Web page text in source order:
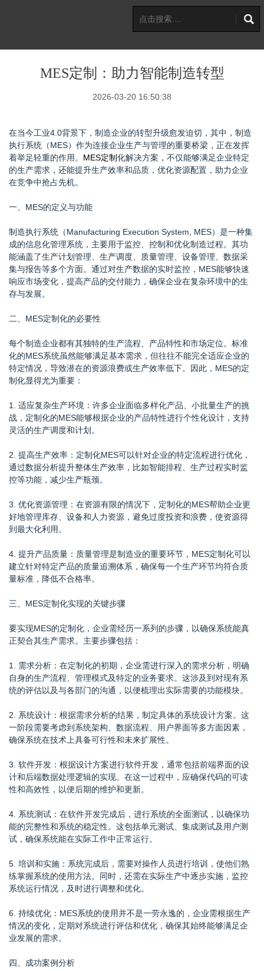
MES定制：助力智能制造转型
2026-03-20 16:50:38
在当今工业4.0背景下，制造企业的转型升级愈发迫切，其中，制造
执行系统（MES）作为连接企业生产与管理的重要桥梁，正在发挥
着举足轻重的作用。 MES定制化解决方案，不仅能够满足企业特定
的生产需求，还能提升生产效率和品质，优化资源配置，助力企业
在竞争中抢占先机。
一、MES的定义与功能
制造执行系统（Manufacturing Execution System, MES）是一种集
成的信息化管理系统，主要用于监控、控制和优化制造过程。其功
能涵盖了生产计划管理、生产调度、质量管理、设备管理、数据采
集与报告等多个方面。通过对生产数据的实时监控，MES能够快速
响应市场变化，提高产品的交付能力，确保企业在复杂环境中的生
存与发展。
二、MES定制化的必要性
每个制造企业都有其独特的生产流程、产品特性和市场定位。标准
化的MES系统虽然能够满足基本需求，但往往不能完全适应企业的
特定情况，导致潜在的资源浪费或生产效率低下。因此，MES的定
制化显得尤为重要：
1. 适应复杂生产环境：许多企业面临多样化产品、小批量生产的挑
战，定制化的MES能够根据企业的产品特性进行个性化设计，支持
灵活的生产调度和计划。
2. 提高生产效率：定制化MES可以针对企业的特定流程进行优化，
通过数据分析提升整体生产效率，比如智能排程、生产过程实时监
控等功能，减少生产瓶颈。
3. 优化资源管理：在资源有限的情况下，定制化的MES帮助企业更
好地管理库存、设备和人力资源，避免过度投资和浪费，使资源得
到最大化利用。
4. 提升产品质量：质量管理是制造业的重要环节，MES定制化可以
建立针对特定产品的质量追溯体系，确保每一个生产环节均符合质
量标准，降低不合格率。
三、MES定制化实现的关键步骤
要实现MES的定制化，企业需经历一系列的步骤，以确保系统能真
正契合其生产需求。主要步骤包括：
1. 需求分析：在定制化的初期，企业需进行深入的需求分析，明确
自身的生产流程、管理模式及特定的业务要求。这涉及到对现有系
统的评估以及与各部门的沟通，以便梳理出实际需要的功能模块。
2. 系统设计：根据需求分析的结果，制定具体的系统设计方案。这
一阶段需要考虑到系统架构、数据流程、用户界面等多方面因素，
确保系统在技术上具备可行性和未来扩展性。
3. 软件开发：根据设计方案进行软件开发，通常包括前端界面的设
计和后端数据处理逻辑的实现。在这一过程中，应确保代码的可读
性和高效性，以便后期的维护和更新。
4. 系统测试：在软件开发完成后，进行系统的全面测试，以确保功
能的完整性和系统的稳定性。这包括单元测试、集成测试及用户测
试，确保系统能在实际工作中正常运行。
5. 培训和实施：系统完成后，需要对操作人员进行培训，使他们熟
练掌握系统的使用方法。同时，还需在实际生产中逐步实施，监控
系统运行情况，及时进行调整和优化。
6. 持续优化：MES系统的使用并不是一劳永逸的，企业需根据生产
情况的变化，定期对系统进行评估和优化，确保其始终能够满足企
业发展的需求。
四、成功案例分析